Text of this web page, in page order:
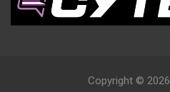
Copyright © 2026